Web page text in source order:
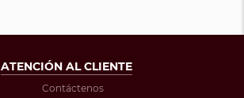
ATENCIÓN AL CLIENTE
Contáctenos